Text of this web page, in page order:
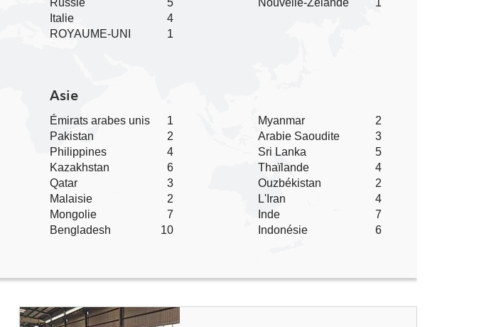
Italie
ROYAUME-UNI
4
1
Asie
Émirats arabes unis
Pakistan
Philippines
Kazakhstan
Qatar
Malaisie
Mongolie
Bengladesh
1
2
4
6
3
2
7
10
Myanmar
Arabie Saoudite
Sri Lanka
Thaïlande
Ouzbékistan
L'Iran
Inde
Indonésie
2
3
5
4
2
4
7
6